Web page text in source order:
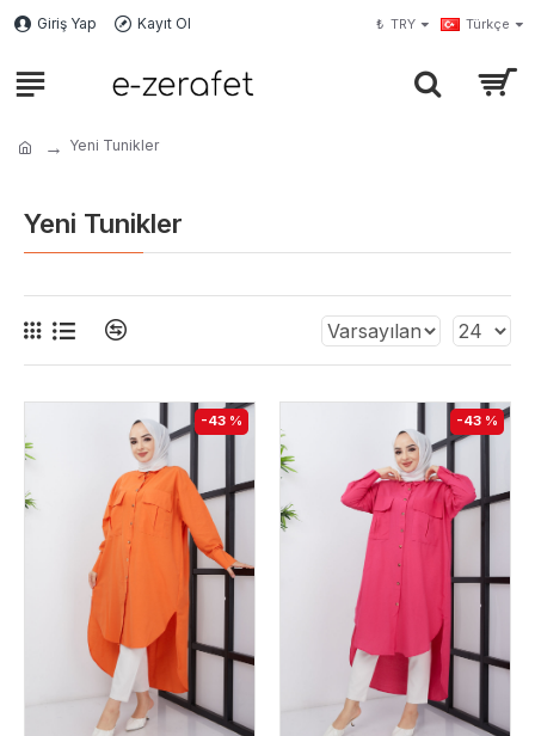
Giriş Yap Kayıt Ol ₺ TRY Türkçe
Yeni Tunikler
Yeni Tunikler
-43 % -43 %